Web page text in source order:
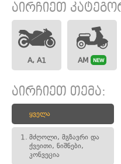
აირჩიეთ
A, A1 AM NEW
აირჩიეთ თემა:
ყველა
1. მძღოლი, მგზავრი და
ქვეითი, ნიშნები,
კონვეცია